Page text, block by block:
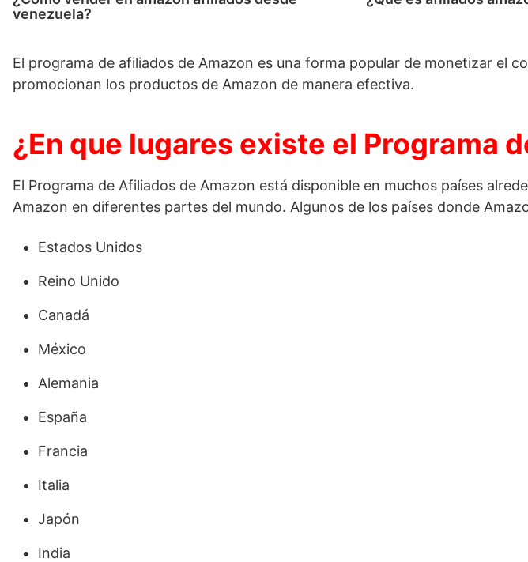
venezuela?
El programa de afiliados de Amazon es una forma popular de monetizar el
promocionan los productos de Amazon de manera efectiva.
¿En que lugares existe el Programa
El Programa de Afiliados de Amazon está disponible en muchos países
Amazon en diferentes partes del mundo. Algunos de los países donde
Estados Unidos
Reino Unido
Canadá
México
Alemania
España
Francia
Italia
Japón
India